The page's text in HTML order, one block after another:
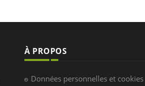
À PROPOS
Données personnelles et cookies